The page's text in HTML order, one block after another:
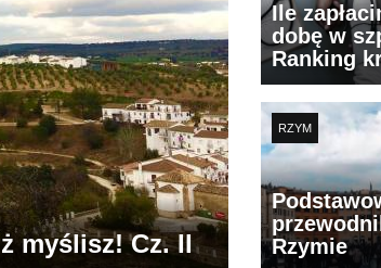
myślisz! Cz. II
Ile
dobę w
Ranking
RZYM
Rzymie